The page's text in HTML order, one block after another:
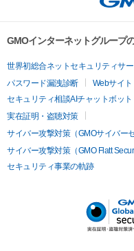
GMOインターネットグループ
世界初総合ネットセキュリティサ
パスワード漏洩診断
Webサイ
セキュリティ相談AIチャットボット
実在証明・盗聴対策
サイバー攻撃対策（GMOサイバー
サイバー攻撃対策（GMO Flatt
セキュリティ事業の軌跡